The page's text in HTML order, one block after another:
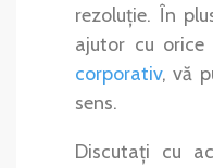
rezoluție. În
ajutor cu
corporativ, vă
sens.
Discutați cu